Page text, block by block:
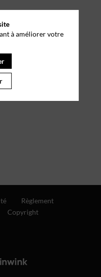
Règlement
Copyright
à améliorer votre